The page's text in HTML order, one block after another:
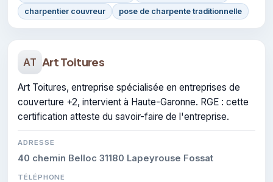
charpentier couvreur
pose de charpente traditionnelle
AT Art Toitures
Art Toitures, entreprise spécialisée en entreprises de
couverture +2, intervient à Haute-Garonne. RGE : cette
certification atteste du savoir-faire de l'entreprise.
ADRESSE
40 chemin Belloc 31180 Lapeyrouse Fossat
TÉLÉPHONE